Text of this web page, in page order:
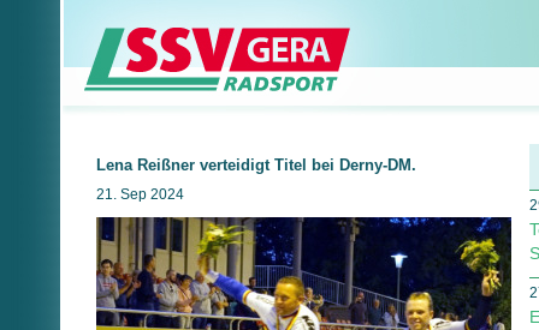
Lena Reißner verteidigt Titel bei Derny-DM.
21. Sep 2024